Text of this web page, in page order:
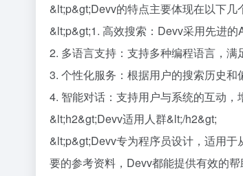
&lt;p&gt;Devv的特点主要体现在以下几
&lt;p&gt;1. 高效搜索：Devv采用先进
2. 多语言支持：支持多种编程语言，
3. 个性化服务：根据用户的搜索历史
4. 智能对话：支持用户与系统的互动
&lt;h2&gt;Devv适用人群&lt;/h2&gt;
&lt;p&gt;Devv专为程序员设计，适用
要的参考资料，Devv都能提供有效的